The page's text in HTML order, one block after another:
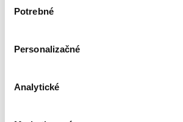
nám pomohlo, keby sme mohli
súhlasu
Potrebné
Personalizačné
Analytické
Najvyššia zľava
Zrušiť filtre